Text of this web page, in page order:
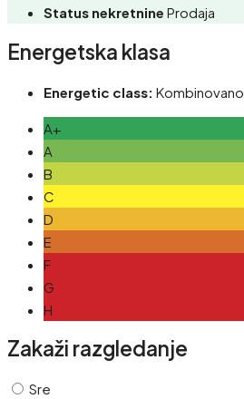
Status nekretnine Prodaja
Energetska klasa
Energetic class: Kombinovano
A+
A
B
C
D
E
F
G
H
Zakaži razgledanje
Sre